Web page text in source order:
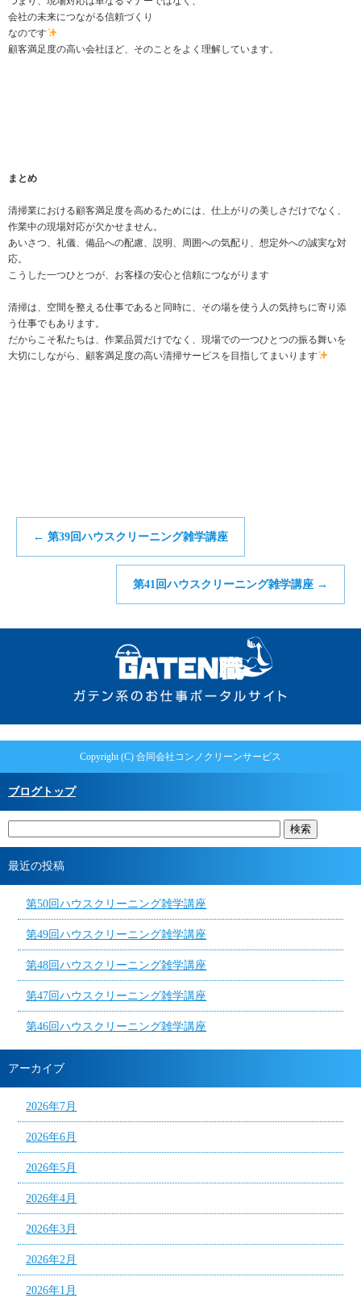
会社の未来につながる信頼づくり
なのです
顧客満足度の高い会社ほど、そのことをよく理解しています。
まとめ
清掃業における顧客満足度を高めるためには、仕上がりの美しさだけでなく、
作業中の現場対応が欠かせません。
あいさつ、礼儀、備品への配慮、説明、周囲への気配り、想定外への誠実な対
応。
こうした一つひとつが、お客様の安心と信頼につながります
清掃は、空間を整える仕事であると同時に、その場を使う人の気持ちに寄り添
う仕事でもあります。
だからこそ私たちは、作業品質だけでなく、現場での一つひとつの振る舞いを
大切にしながら、顧客満足度の高い清掃サービスを目指してまいります
← 第39回ハウスクリーニング雑学講座
第41回ハウスクリーニング雑学講座 →
Copyright (C) 合同会社コンノクリーンサービス
ブログトップ
最近の投稿
第50回ハウスクリーニング雑学講座
第49回ハウスクリーニング雑学講座
第48回ハウスクリーニング雑学講座
第47回ハウスクリーニング雑学講座
第46回ハウスクリーニング雑学講座
アーカイブ
2026年7月
2026年6月
2026年5月
2026年4月
2026年3月
2026年2月
2026年1月